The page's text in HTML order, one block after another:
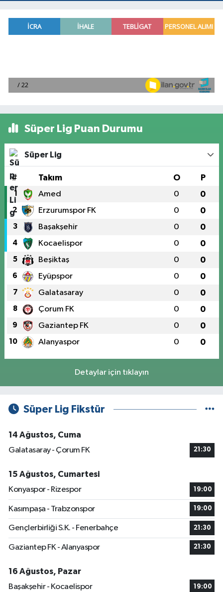
Süper Lig Puan Durumu
Süper Lig
# Takım O P
1 Amed 0 0
2 Erzurumspor FK 0 0
3 Başakşehir 0 0
4 Kocaelispor 0 0
5 Beşiktaş 0 0
6 Eyüpspor 0 0
7 Galatasaray 0 0
8 Çorum FK 0 0
9 Gaziantep FK 0 0
10 Alanyaspor 0 0
Detaylar için tıklayın
Süper Lig Fikstür
14 Ağustos, Cuma
Galatasaray - Çorum FK
21:30
15 Ağustos, Cumartesi
Konyaspor - Rizespor
19:00
Kasımpaşa - Trabzonspor 19:00
Gençlerbirliği S.K. - Fenerbahçe 21:30
Gaziantep FK - Alanyaspor 21:30
16 Ağustos, Pazar
Başakşehir - Kocaelispor
19:00